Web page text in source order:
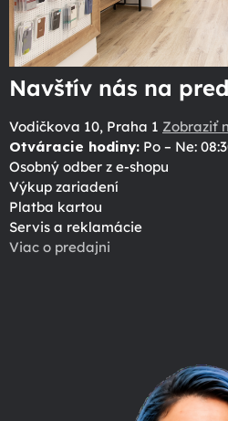
Navštív nás na
Vodičkova 10, Praha 1 Zobraziť
Otváracie hodiny: Po – Ne:
Osobný odber z e-shopu
Výkup zariadení
Platba kartou
Servis a reklamácie
Viac o predajni